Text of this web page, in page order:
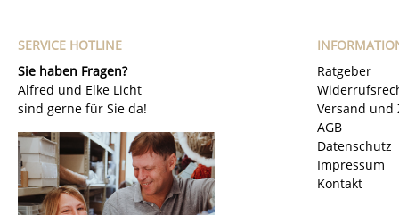
SERVICE HOTLINE
Sie haben Fragen?
Alfred und Elke Licht
sind gerne für Sie da!
Ratgeber
Versand und
AGB
Datenschutz
Impressum
Kontakt